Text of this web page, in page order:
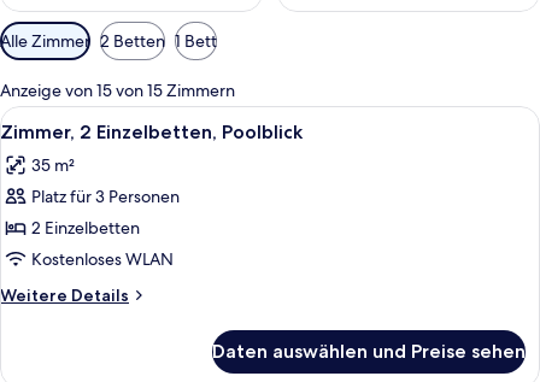
Verfügbare
Filter
für
Zimmer
Alle Zimmer 2 Betten 1 Bett
Anzeige von 15 von 15 Zimmern
Alle
Fotos
für
Zimmer,
2 Einzelbetten,
Poolblick
anzeigen
Ein Hotelzimmer mit Bett,
5
Zimmer, 2 Einzelbetten, Poolblick
35 m²
Platz für 3 Personen
2 Einzelbetten
Kostenloses WLAN
Weitere Details
Weitere
Daten auswählen und Preise sehen